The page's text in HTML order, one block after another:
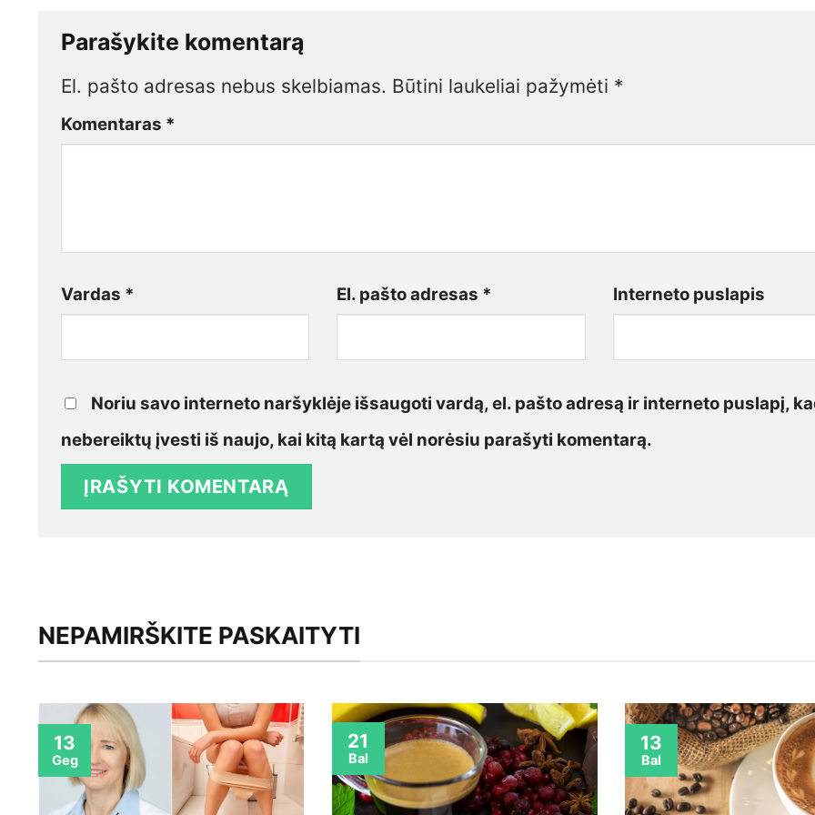
Parašykite komentarą
El. pašto adresas nebus skelbiamas. Būtini laukeliai pažymėti *
Komentaras *
Vardas * El. pašto adresas * Interneto puslapis
Noriu savo interneto naršyklėje išsaugoti vardą, el. pašto adresą ir interneto puslapį,
nebereiktų įvesti iš naujo, kai kitą kartą vėl norėsiu parašyti komentarą.
NEPAMIRŠKITE PASKAITYTI
13
Geg
21
Bal
13
Bal